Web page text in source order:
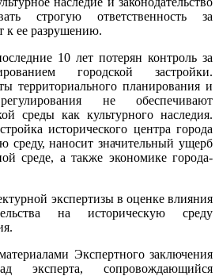
строгую ответственность за
к ее разрушению.
10 лет потерян контроль за
городской застройки.
территориального планирования и
регулирования не обеспечивают
среды как культурного наследия.
исторического центра города
среду, наносит значительный ущерб
среде, а также экономике города-
экспертизы в оценке влияния
на историческую среду
Экспертного заключения
эксперта, сопровождающийся